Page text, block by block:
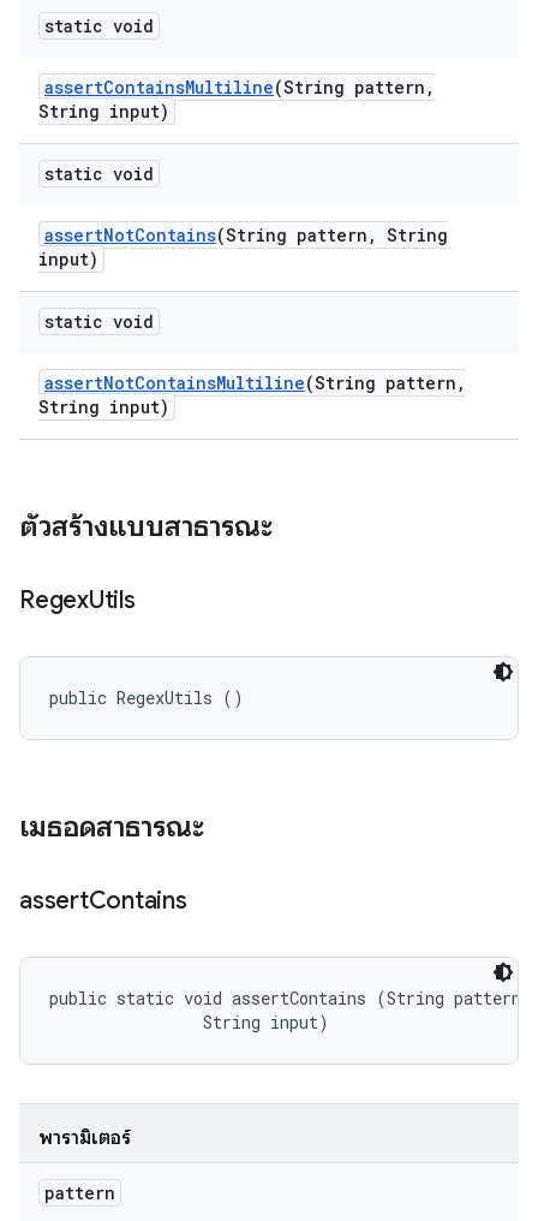
static void
assertContainsMultiline(String pattern ,
String input)
static void
assertNotContains(String pattern , String
input)
static void
assertNotContainsMultiline(String pattern ,
String input)
ตัวสร้างแบบสาธารณะ
RegexUtils
public RegexUtils ()
เมธอดสาธารณะ
assertContains
public static void assertContains (String
                String input)
พารามิเตอร์
pattern